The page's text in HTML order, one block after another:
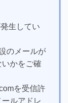
生してい
のメールが
かをご確
を受信許
ルアドレ